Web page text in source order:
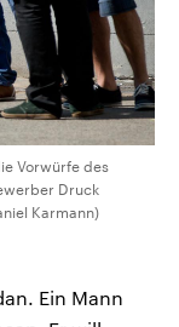
Vorwürfe des
Druck
Karmann)
Ein Mann